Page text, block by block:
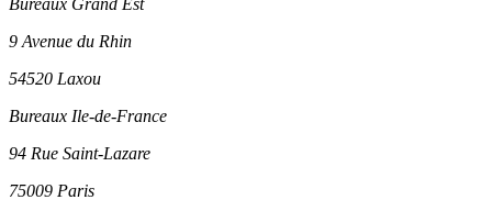
Bureaux Grand Est
9 Avenue du Rhin
54520 Laxou
Bureaux Ile-de-France
94 Rue Saint-Lazare
75009 Paris